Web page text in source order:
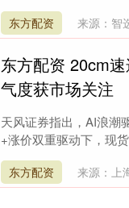
东方配资 来源：智
东方配资 20cm
气度获市场关注
天风证券指出，AI浪潮
+涨价双重驱动下，现
东方配资 来源：上